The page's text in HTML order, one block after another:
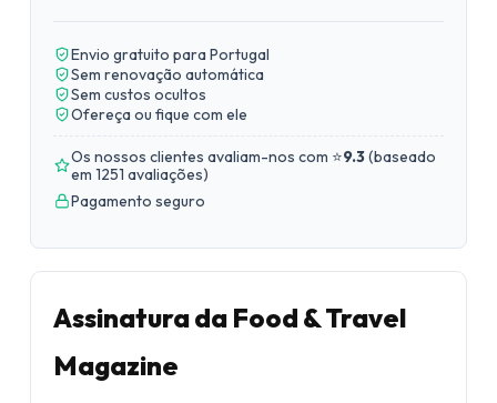
Envio gratuito para Portugal
Sem renovação automática
Sem custos ocultos
Ofereça ou fique com ele
Os nossos clientes avaliam-nos com ⭐9.3(baseado
em 1251 avaliações)
Pagamento seguro
Assinatura da Food & Travel
Magazine